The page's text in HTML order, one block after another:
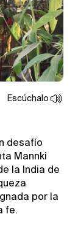
Escúchalo
desafío
Mannki
la India de
por la
fe.